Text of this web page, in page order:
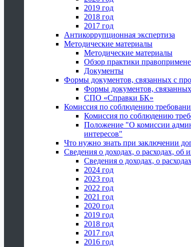
2019 год
2018 год
2017 год
Антикоррупционная экспертиза
Методические материалы
Методические материалы
Обзор практики
Документы
Формы документов, связанных с
Формы документов,
СПО «Справки БК»
Комиссия по соблюдению
Комиссия по соблюдению
Положение "О комиссии
интересов"
Что нужно знать при заключении
Сведения о доходах, о расходах, об
Сведения о доходах, о
2024 год
2023 год
2022 год
2021 год
2020 год
2019 год
2018 год
2017 год
2016 год